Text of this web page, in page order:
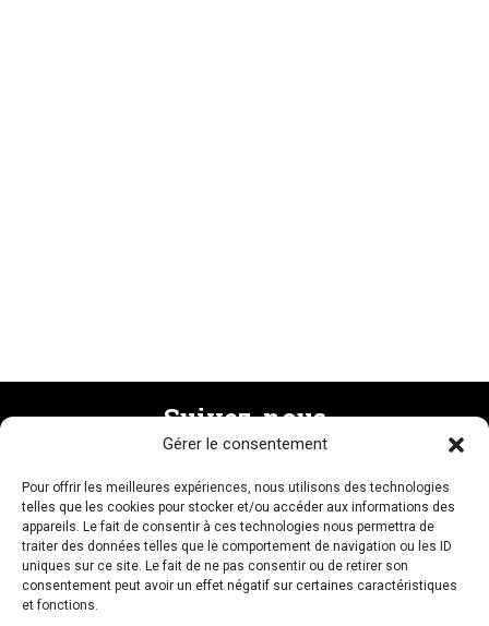
Gérer le consentement
Pour offrir les meilleures expériences, nous utilisons des technologies
telles que les cookies pour stocker et/ou accéder aux informations des
appareils. Le fait de consentir à ces technologies nous permettra de
traiter des données telles que le comportement de navigation ou les ID
uniques sur ce site. Le fait de ne pas consentir ou de retirer son
consentement peut avoir un effet négatif sur certaines caractéristiques
et fonctions.
Suivez-nous
Recevez la newsletter